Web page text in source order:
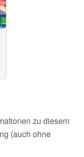
zu diesem
(auch ohne